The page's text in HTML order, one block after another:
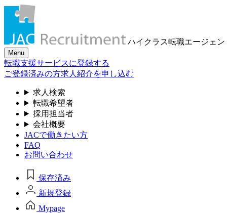
ハイクラス転職エージェン
Menu
転職支援サービスに登録する
ご登録済みの方求人紹介を申し込む
求人検索
転職希望者
採用担当者
会社概要
JACで働きたい方
FAQ
お問い合わせ
保存済み
新規登録
Mypage